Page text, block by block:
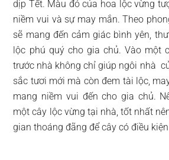
dịp Tết. Màu đỏ của hoa lộc vừng
niềm vui và sự may mắn. Theo
sẽ mang đến cảm giác bình yên,
lộc phú quý cho gia chủ. Vào một
trước nhà không chỉ giúp ngôi nhà
sắc tươi mới mà còn đem tài lộc,
mang niềm vui đến cho gia chủ.
một cây lộc vừng tại nhà, tốt nhất
gian thoáng đãng để cây có điều